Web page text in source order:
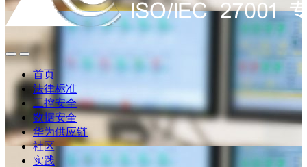
点
搜
点
此
查
导
航
首页
法律标准
工控安全
数据安全
华为供应链
社区
实践